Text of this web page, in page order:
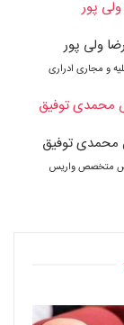
ولی پور
و مجاری ادراری
محمدی توفیق
متخصص واریس